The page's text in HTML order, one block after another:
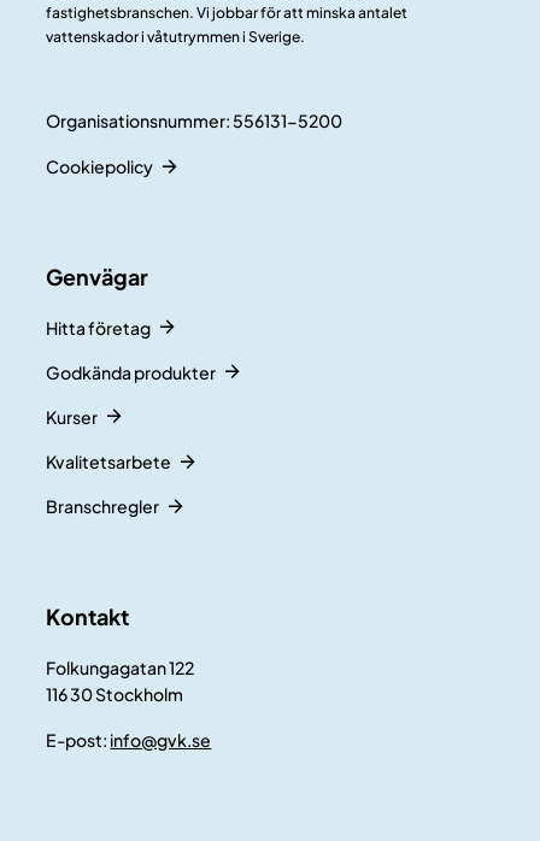
fastighetsbranschen. Vi jobbar för att minska antalet
vattenskador i våtutrymmen i Sverige.
Organisationsnummer: 556131-5200
Cookiepolicy
Genvägar
Hitta företag
Godkända produkter
Kurser
Kvalitetsarbete
Branschregler
Kontakt
Folkungagatan 122
116 30 Stockholm
E-post: info@gvk.se